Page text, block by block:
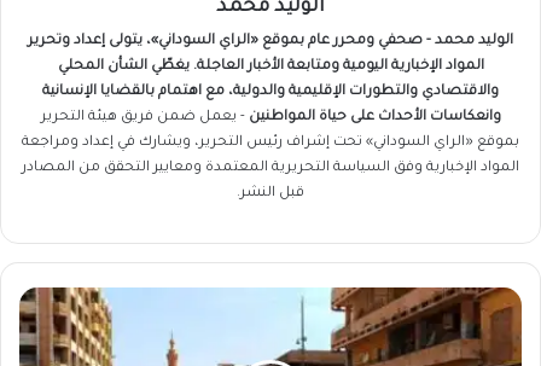
الوليد محمد
الوليد محمد - صحفي ومحرر عام بموقع «الراي السوداني»، يتولى إعداد وتحرير
المواد الإخبارية اليومية ومتابعة الأخبار العاجلة. يغطّي الشأن المحلي
والاقتصادي والتطورات الإقليمية والدولية، مع اهتمام بالقضايا الإنسانية
وانعكاسات الأحداث على حياة المواطنين - يعمل ضمن فريق هيئة التحرير
بموقع «الراي السوداني» تحت إشراف رئيس التحرير، ويشارك في إعداد ومراجعة
المواد الإخبارية وفق السياسة التحريرية المعتمدة ومعايير التحقق من المصادر
قبل النشر.
منشور
لرجل